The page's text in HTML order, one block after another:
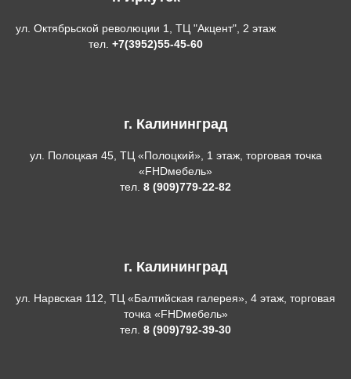
ул. Октябрьской революции 1, ТЦ "Акцент", 2 этаж
тел. +7(3952)55-45-60
г. Калининград
ул. Полоцкая 45, ТЦ «Полоцкий», 1 этаж, торговая точка
«FHDмебель»
тел. 8 (909)779-22-82
г. Калининград
ул. Нарвская 112, ТЦ «Балтийская галерея», 4 этаж, торговая
точка «FHDмебель»
тел. 8 (909)792-39-30